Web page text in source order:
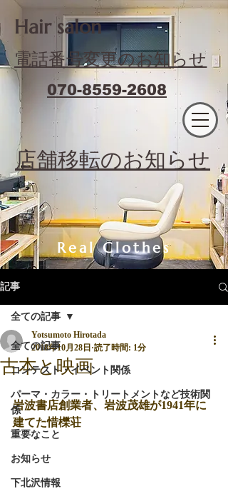
​Hair salon
電話番号変更のお知らせ
070-8559-2608
​店舗移転のお知らせ
Real Clothes
記事
全ての記事
コンテスト・イベント関係
パーマ・カラー・トリートメントなど技術関
係
重要なこと
お知らせ
下北沢情報
全ての記事
古本と映画
Yotsumoto Hirotada
2018年10月28日 読了時間: 1分
岩波書店創業者、岩波茂雄が1941年に
建てた惜櫟荘